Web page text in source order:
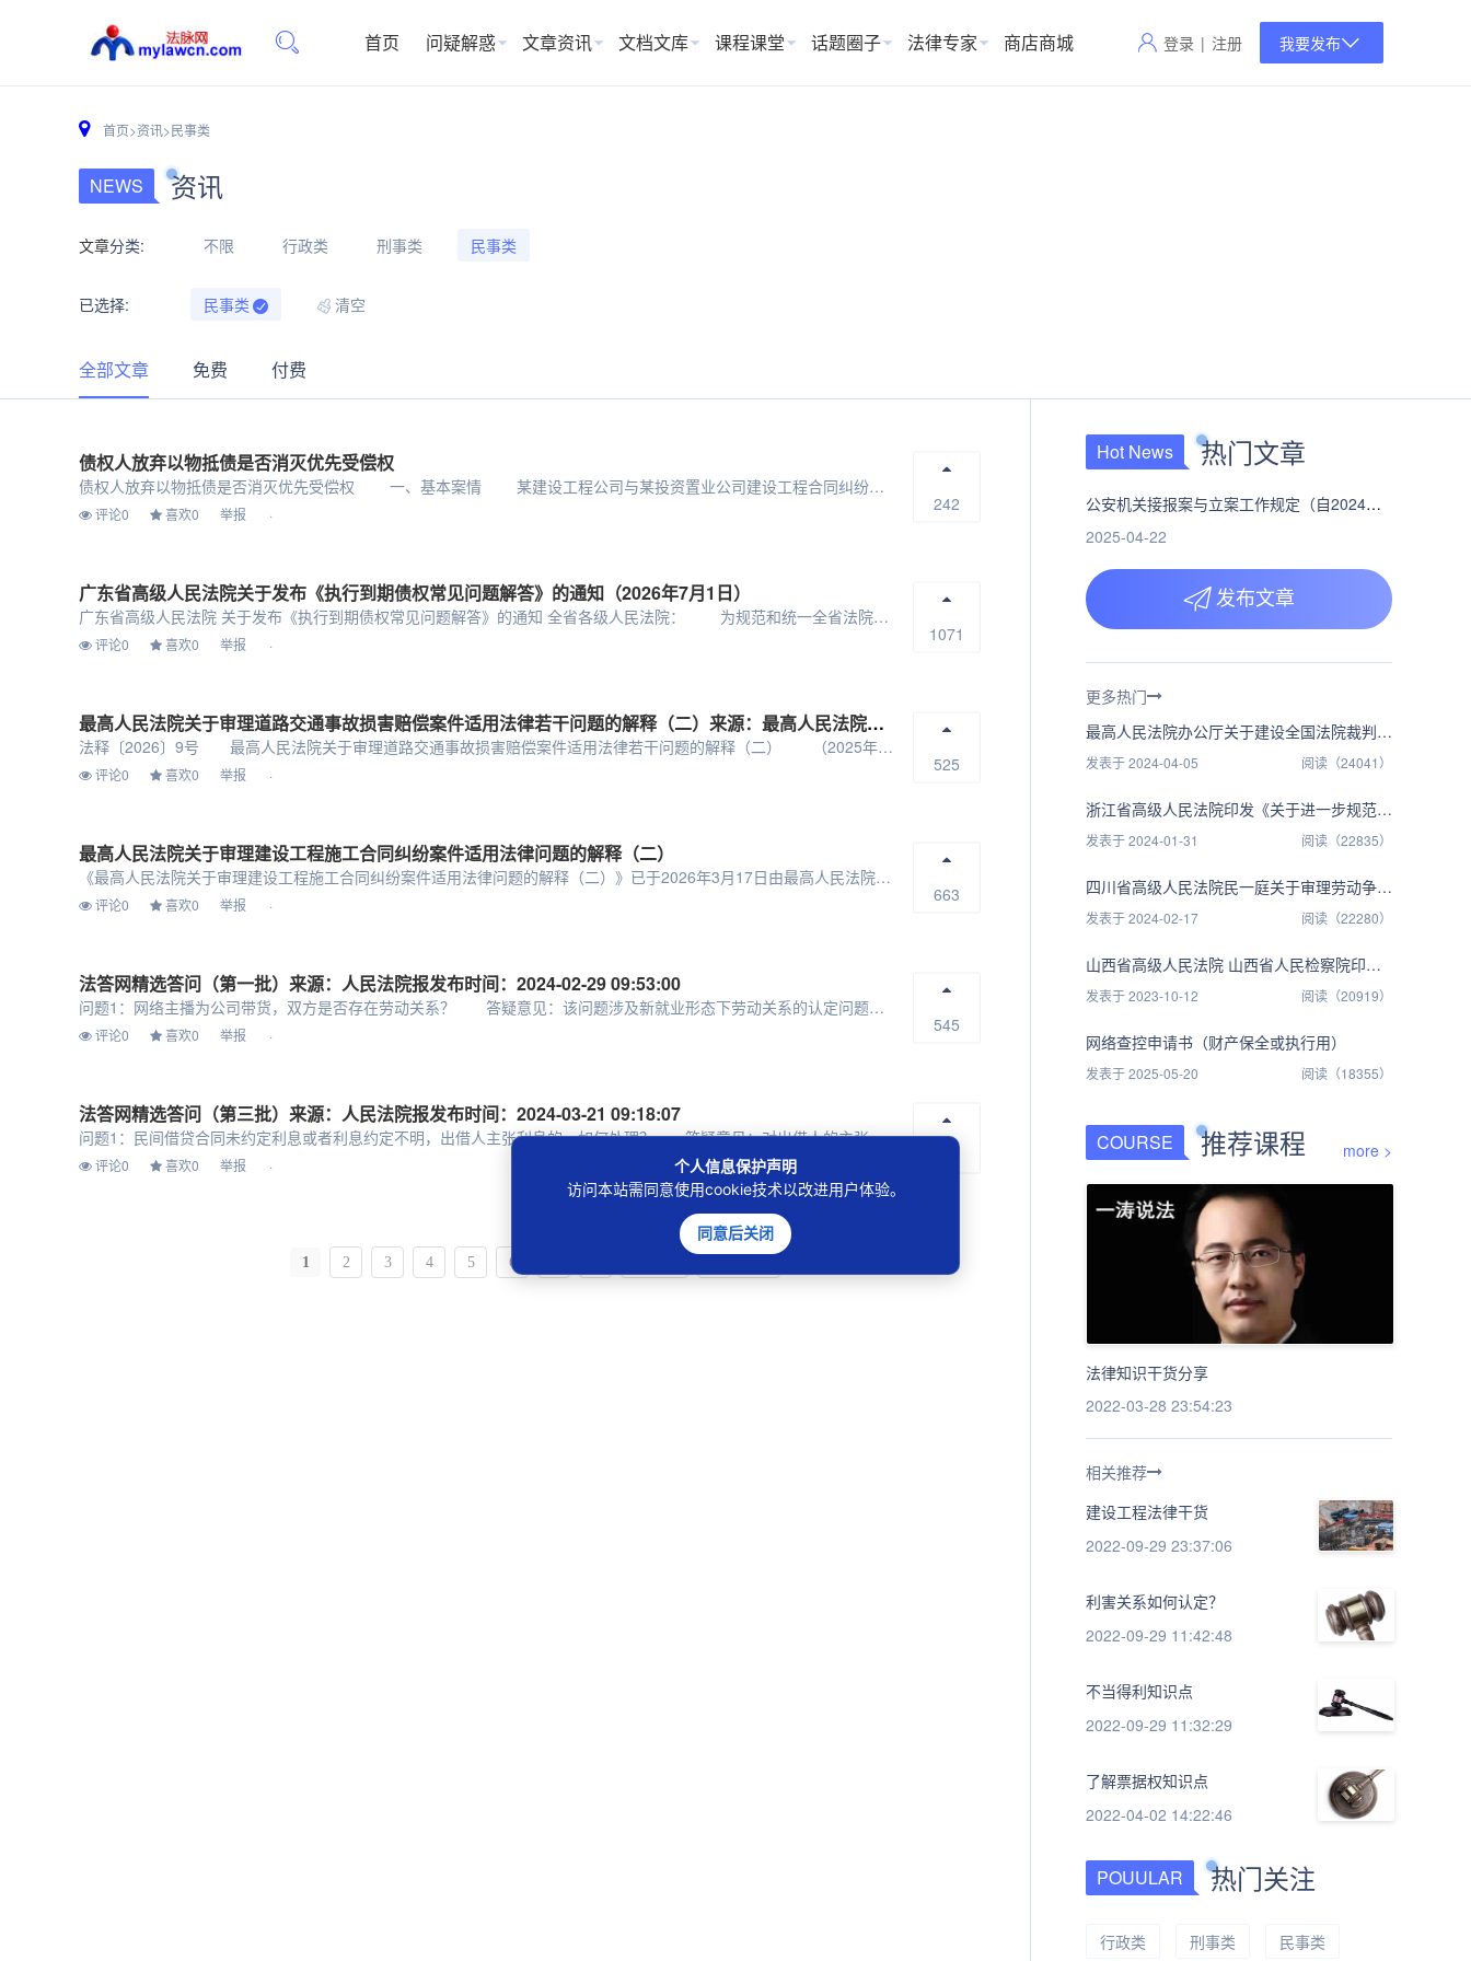
首页 问疑解惑 文章资讯 文档文库 课程课堂 话题圈子 法律专家 商店商城 登录 | 注册 我要发布
首页>资讯>民事类
NEWS 资讯
文章分类: 不限 行政类 刑事类 民事类
已选择: 民事类 清空
全部文章 免费 付费
债权人放弃以物抵债是否消灭优先受偿权
债权人放弃以物抵债是否消灭优先受偿权 一、基本案情 某建设工程公司与某投资置业公司建设工程合同纠纷一案，经高院二审判决，置业公司需向...
评论0 喜欢0 举报
242
广东省高级人民法院关于发布《执行到期债权常见问题解答》的通知（2026年7月1日）
广东省高级人民法院 关于发布《执行到期债权常见问题解答》的通知 全省各级人民法院： 为规范和统一全省法院办理执行案件中对到期债权的执行工...
评论0 喜欢0 举报
1071
最高人民法院关于审理道路交通事故损害赔偿案件适用法律若干问题的解释（二）来源：最高人民法院新闻局发布时间：2026-05-06 16:31:31
法释〔2026〕9号 最高人民法院关于审理道路交通事故损害赔偿案件适用法律若干问题的解释（二） （2025年12月23日最高人民法院审判...
评论0 喜欢0 举报
525
最高人民法院关于审理建设工程施工合同纠纷案件适用法律问题的解释（二）
《最高人民法院关于审理建设工程施工合同纠纷案件适用法律问题的解释（二）》已于2026年3月17日由最高人民法院审判委员会第1969次会议通过...
评论0 喜欢0 举报
663
法答网精选答问（第一批）来源：人民法院报发布时间：2024-02-29 09:53:00
问题1：网络主播为公司带货，双方是否存在劳动关系？ 答疑意见：该问题涉及新就业形态下劳动关系的认定问题。根据劳动合同法第七条、《关于维护新...
评论0 喜欢0 举报
545
法答网精选答问（第三批）来源：人民法院报发布时间：2024-03-21 09:18:07
问题1：民间借贷合同未约定利息或者利息约定不明，出借人主张利息的，如何处理？ 答疑意见：对出借人的主张区分层次审查处理，详情如下： 第一...
评论0 喜欢0 举报
1 2 3 4 5 6
Hot News 热门文章
公安机关接报案与立案工作规定（自2024年1月1日起施行）
2025-04-22
发布文章
更多热门
最高人民法院办公厅关于建设全国法院裁判文书库的通知（法办〔2023〕551号）及答记者问
发表于 2024-04-05 阅读（24041）
浙江省高级人民法院印发《关于进一步规范财产保全案件办理的工作指引（试行）》的通知（浙高法审〔2022〕3号）
发表于 2024-01-31 阅读（22835）
四川省高级人民法院民一庭关于审理劳动争议案件若干疑难问题的解答（川高法民一〔2016〕1号）
发表于 2024-02-17 阅读（22280）
山西省高级人民法院 山西省人民检察院印发《〈关于常见犯罪的量刑指导意见（试行）〉实施细则》的通知（晋高法〔2023〕23号）
发表于 2023-10-12 阅读（20919）
网络查控申请书（财产保全或执行用）
发表于 2025-05-20 阅读（18355）
COURSE 推荐课程 more >
法律知识干货分享
2022-03-28 23:54:23
相关推荐
建设工程法律干货
2022-09-29 23:37:06
利害关系如何认定？
2022-09-29 11:42:48
不当得利知识点
2022-09-29 11:32:29
了解票据权知识点
2022-04-02 14:22:46
POUULAR 热门关注
行政类 刑事类 民事类
个人信息保护声明
访问本站需同意使用cookie技术以改进用户体验。
同意后关闭